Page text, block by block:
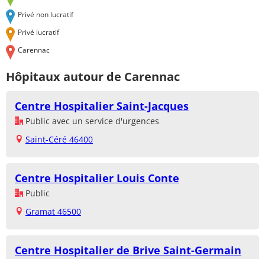
Privé non lucratif
Privé lucratif
Carennac
Hôpitaux autour de Carennac
Centre Hospitalier Saint-Jacques
Public avec un service d'urgences
Saint-Céré 46400
Centre Hospitalier Louis Conte
Public
Gramat 46500
Centre Hospitalier de Brive Saint-Germain